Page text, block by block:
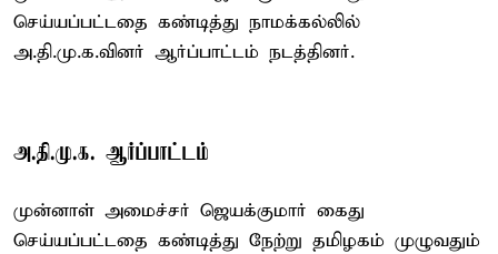
செய்யப்பட்டதை கண்டித்து நாமக்கல்லில்
அ.தி.மு.க.வினர் ஆர்ப்பாட்டம் நடத்தினர்.
அ.தி.மு.க. ஆர்ப்பாட்டம்
முன்னாள் அமைச்சர் ஜெயக்குமார் கைது
செய்யப்பட்டதை கண்டித்து நேற்று தமிழகம் முழுவதும்